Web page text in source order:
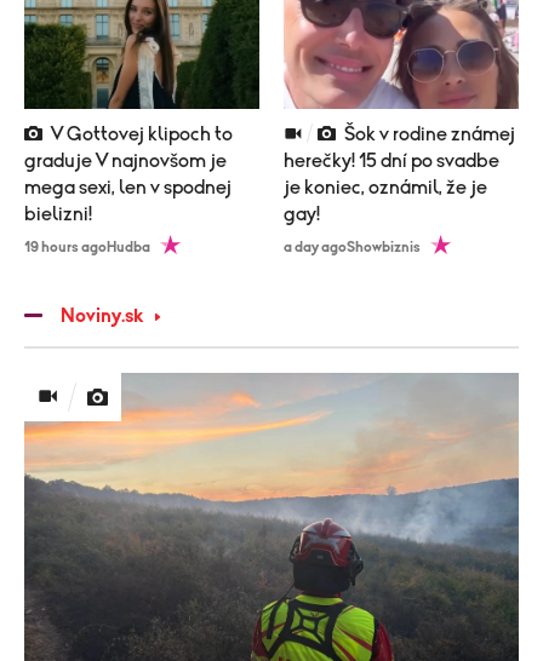
graduje V najnovšom je
mega sexi, len v spodnej
bielizni!
19 hours agoHudba
herečky! 15 dní po svadbe
je koniec, oznámil, že je
gay!
a day agoShowbiznis
Noviny.sk